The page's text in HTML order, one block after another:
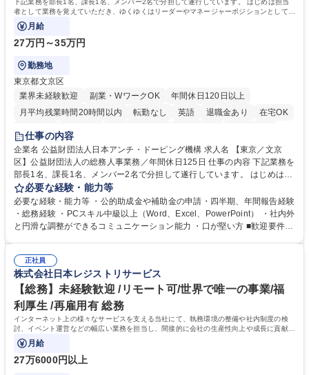
下記業務を部長1名、課長1名、メンバー2名で分担して遂行しています。 はじめは担当
者として業務を覚えていただき、ゆくゆくはリーダーやマネージャーポジションとして活
躍いただくことを期待しています。
月給
27万円～35万円
勤務地
東京都文京区
業界未経験歓迎
副業・WワークOK
年間休日120日以上
月平均残業時間20時間以内
転勤なし 英語 退職金あり
在宅OK
賞与あり
育休あり
食事補助あり
仕事の内容
企業名 公益財団法人日本アンチ・ドーピング機構 求人名 【東京／文京
区】公益財団法人の総務人事業務／年間休日125日 仕事の内容 下記業務を
部長1名、課長1名、メンバー2名で分担して遂行しています。 はじめは担
当者として業務を覚えていただき、ゆくゆくはリーダーやマネージャーポ
ジションとして活躍いただくことを期待しています。 【総務・人事グルー
プの業務内容】 ・人事制度関連 ・採用活動 ・教育研修の企画、実行 ・勤
怠管理 ・官公庁への各種提出 ・法定の会議運営（評議員会、理事会） ・
管理 ・福利厚生関連 ・職員からの問合せ、相談対応 ・その他日常の総務
業務全般 募集職種 【東京／文京区】公益財団法人の総務人事業務／年間
休日125日
必要な経験・能力等
必要な経験・能力等 ・公的助成金や補助金の申請・四半期、年間報告経験
・総務経験 ・PCスキル中級以上（Word、Excel、PowerPoint） ・社内外
と円滑な調整ができるコミュニケーション能力 ・口が堅い方 ■歓迎要件
正社員
株式会社日本レジストリサービス
【総務】未経験歓迎 /リモート可/世界で唯一の事業/福
利厚生 /再雇用有 総務
インターネット上の様々なサービスを支える当社にて、執務環境の整備や社内制度の検
討、イベント運営などの幅広い業務を担当し、間接的に会社の生産性向上や成長に貢献し
ている部署です。
月給
27万6000円以上